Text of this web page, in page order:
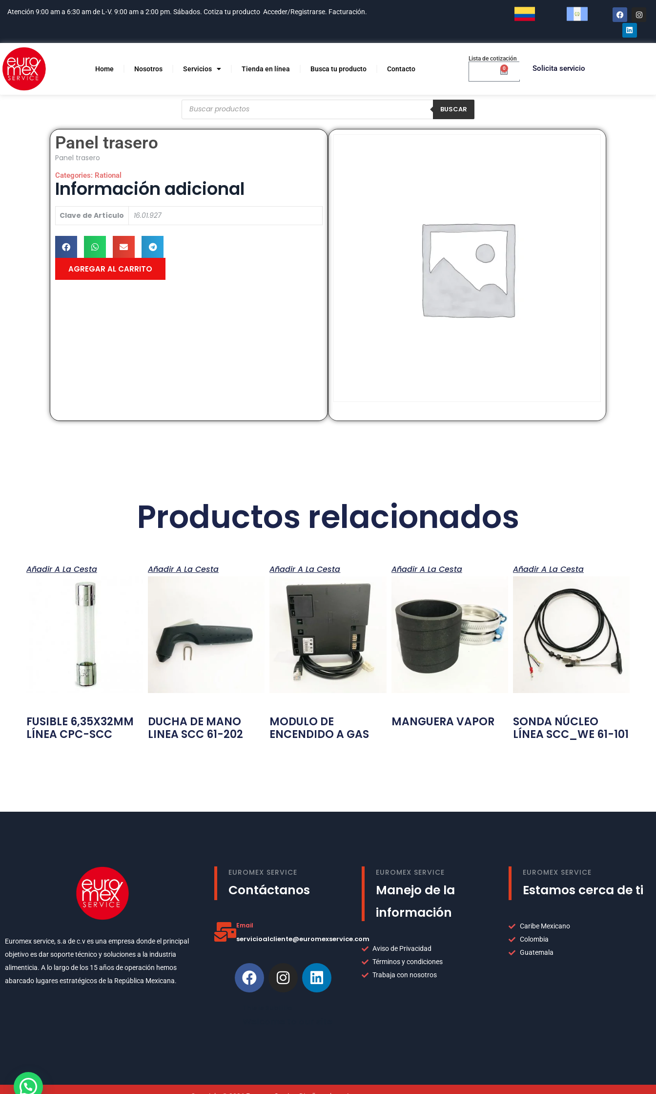
Atención 9:00 am a 6:30 am de L-V. 9:00 am a 2:00 pm. Sábados. Cotiza tu producto Acceder/Registrarse. Facturación.
Home Nosotros Servicios Tienda en línea Busca tu producto Contacto
Lista de cotización
0 Solicita servicio
BUSCAR
Panel trasero
Panel trasero
Categories: Rational
Información adicional
Clave de Artículo 16.01.927
AGREGAR AL CARRITO
Productos relacionados
Añadir A La Cesta
FUSIBLE 6,35X32MM
LÍNEA CPC-SCC
Añadir A La Cesta
DUCHA DE MANO
LINEA SCC 61-202
Añadir A La Cesta
MODULO DE
ENCENDIDO A GAS
Añadir A La Cesta
MANGUERA VAPOR
Añadir A La Cesta
SONDA NÚCLEO
LÍNEA SCC_WE 61-101
Euromex service, s.a de c.v es una empresa donde el principal
objetivo es dar soporte técnico y soluciones a la industria
alimenticia. A lo largo de los 15 años de operación hemos
abarcado lugares estratégicos de la República Mexicana.
EUROMEX SERVICE
Contáctanos
Email
servicioalcliente@euromexservice.com
EUROMEX SERVICE
Manejo de la
información
Aviso de Privacidad
Términos y condiciones
Trabaja con nosotros
EUROMEX SERVICE
Estamos cerca de ti
Caribe Mexicano
Colombia
Guatemala